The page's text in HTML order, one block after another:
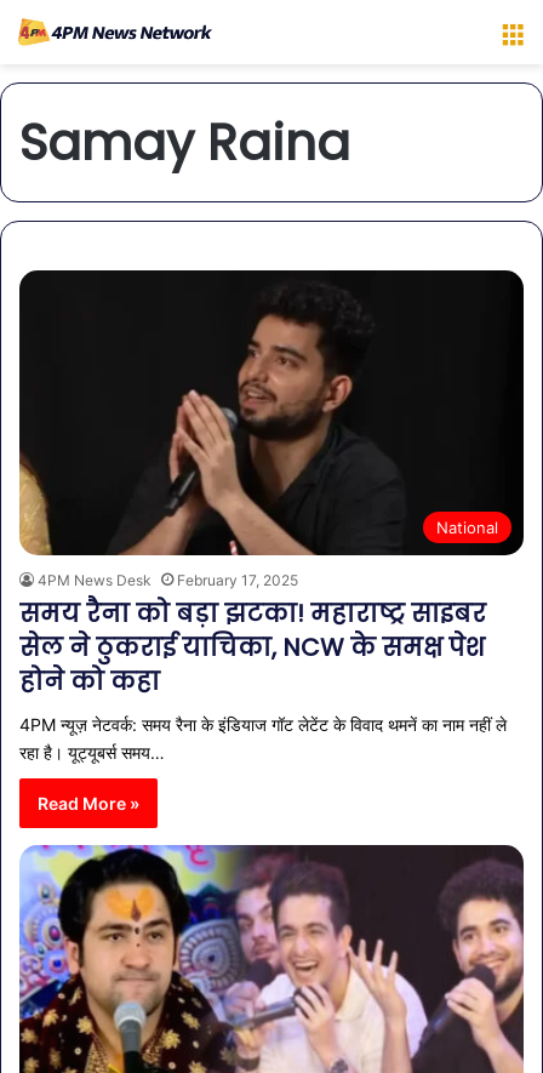
Samay Raina
National
4PM News Desk February 17, 2025
समय रैना को बड़ा झटका! महाराष्ट्र साइबर
सेल ने ठुकराई याचिका, NCW के समक्ष पेश
होने को कहा
4PM न्यूज़ नेटवर्क: समय रैना के इंडियाज गॉट लेटेंट के विवाद थमनें का नाम नहीं ले
रहा है। यूट्यूबर्स समय…
Read More »